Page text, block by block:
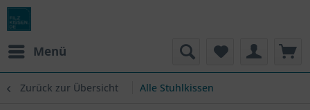
Menü
Zurück zur Übersicht Alle Stuhlkissen